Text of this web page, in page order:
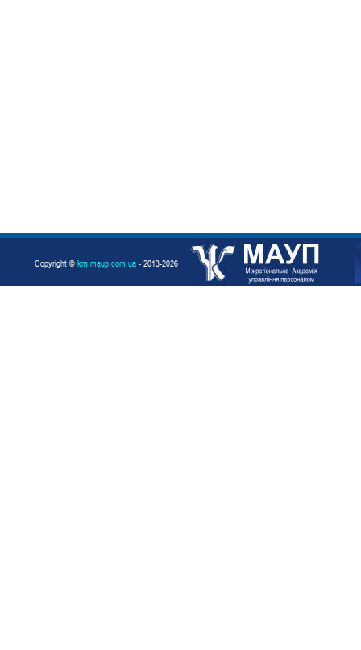
Copyright © km.maup.com.ua - 2013-2026